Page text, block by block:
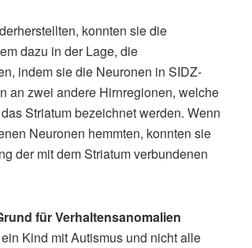
konnten sie die
dazu in der Lage, die
indem sie die Neuronen in SIDZ-
an zwei andere Hirnregionen, welche
Striatum bezeichnet werden. Wenn
Neuronen hemmten, konnten sie
der mit dem Striatum verbundenen
für Verhaltensanomalien
Kind mit Autismus und nicht alle